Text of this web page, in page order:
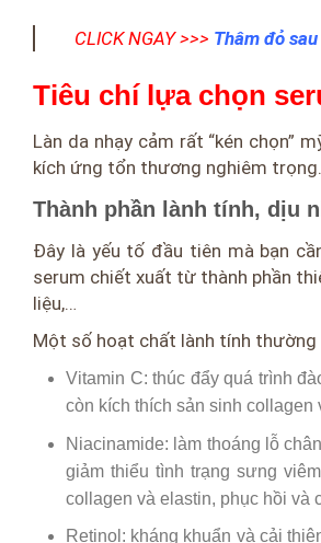
CLICK NGAY >>> Thâm đỏ
Tiêu chí lựa chọn
Làn da nhạy cảm rất “kén chọn”
kích ứng tổn thương nghiêm
Thành phần lành tính, dịu
Đây là yếu tố đầu tiên mà bạn
serum chiết xuất từ thành phần
liệu,…
Một số hoạt chất lành tính thường
Vitamin C: thúc đẩy quá trình
còn kích thích sản sinh
Niacinamide: làm thoáng lỗ
giảm thiểu tình trạng sưng
collagen và elastin, phục hồi và
Retinol: kháng khuẩn và cải